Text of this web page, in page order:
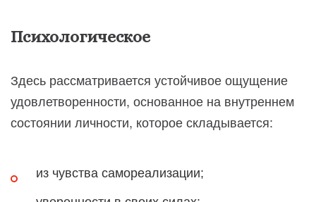
Психологическое
Здесь рассматривается устойчивое ощущение
удовлетворенности, основанное на внутреннем
состоянии личности, которое складывается:
из чувства самореализации;